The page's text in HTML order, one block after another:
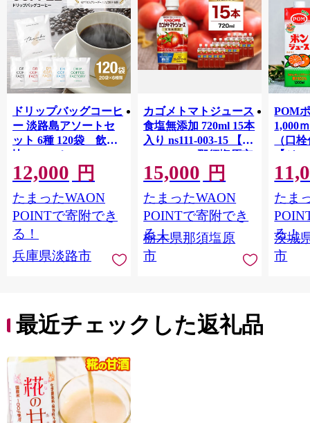
ドリップバッグコーヒ
ー 淡路島アソートセ
ット 6種 120袋 飲み
比べ コーヒー
12,000 円
たまったWAON
POINTで寄附でき
る！
兵庫県淡路市
カゴメトマトジュース
食塩無添加 720ml 15本
入り ns111-003-15 【
KAGOME 那須塩原市
ギフト トマト 野菜 ジ
ュース 飲料 ドリンク
健康 GABA 血圧 コレ
ステロール】
15,000 円
たまったWAON
POINTで寄附でき
る！
栃木県那須塩原
市
POM
1,000
（口
【ジ
Ｍ 爽
ジ 果
ンス
ンド
庫 ド
入れし
アタイ
たま
る！
茨城
市
最近チェックした返礼品